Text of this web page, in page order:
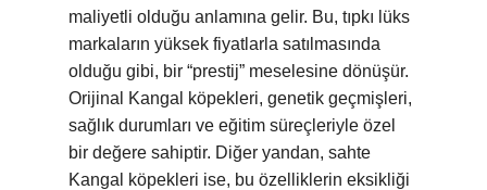
maliyetli olduğu anlamına gelir. Bu, tıpkı lüks
markaların yüksek fiyatlarla satılmasında
olduğu gibi, bir “prestij” meselesine dönüşür.
Orijinal Kangal köpekleri, genetik geçmişleri,
sağlık durumları ve eğitim süreçleriyle özel
bir değere sahiptir. Diğer yandan, sahte
Kangal köpekleri ise, bu özelliklerin eksikliği